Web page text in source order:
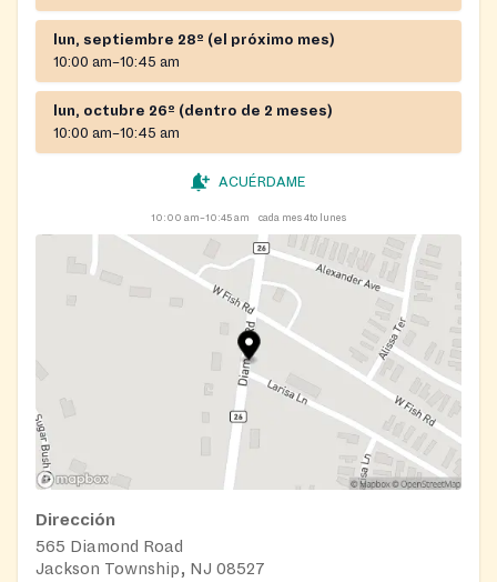
lun, septiembre 28º (el próximo mes)
10:00 am–10:45 am
lun, octubre 26º (dentro de 2 meses)
10:00 am–10:45 am
ACUÉRDAME
10:00 am–10:45 am cada mes 4to lunes
Dirección
565 Diamond Road
Jackson Township, NJ 08527